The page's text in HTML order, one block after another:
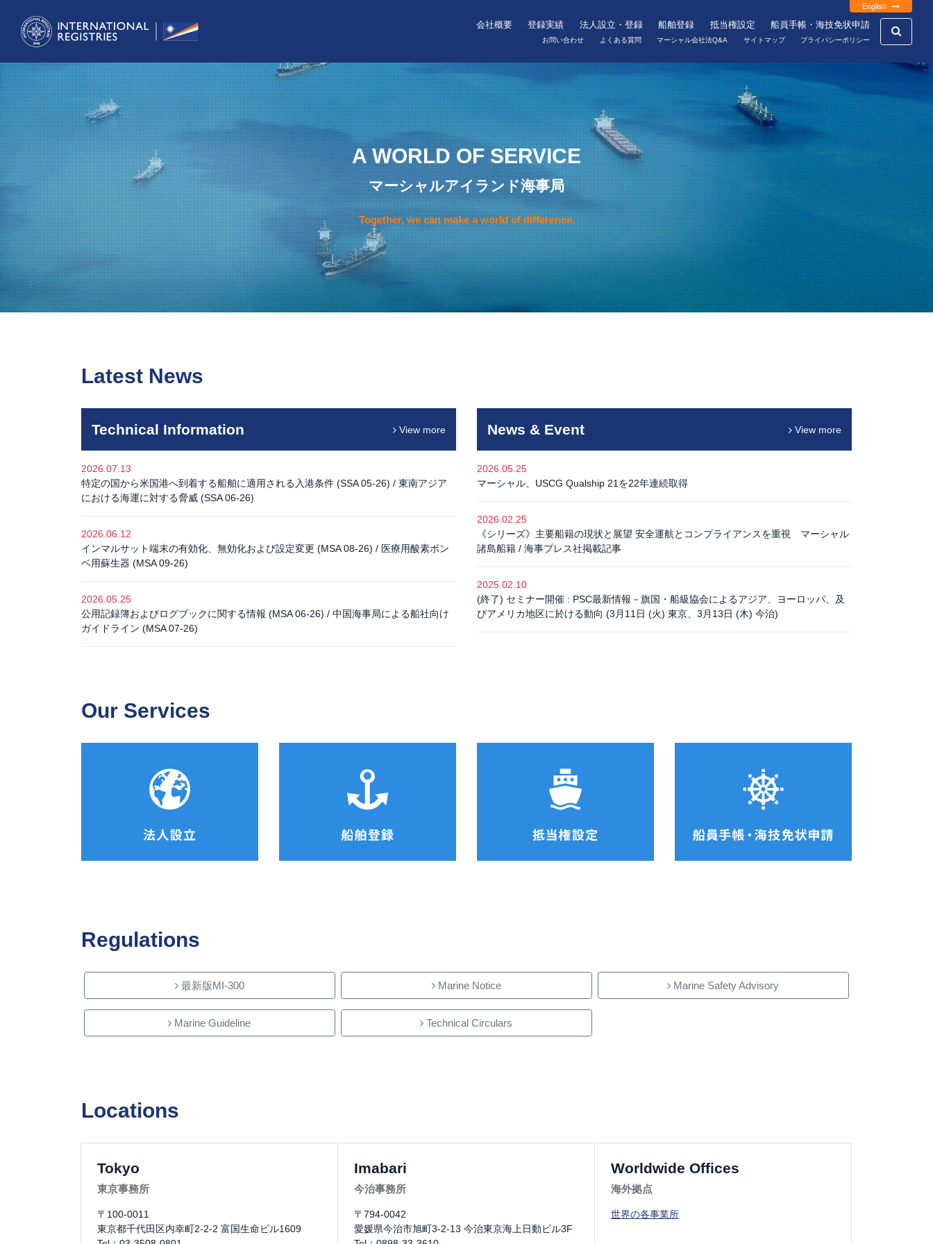
English
会社概要 登録実績 法人設立・登録 船舶登録 抵当権設定 船員手帳・海技免状申請
お問い合わせ よくある質問 マーシャル会社法Q&A サイトマップ プライバシーポリシー
A WORLD OF SERVICE
マーシャルアイランド海事局
Together, we can make a world of difference.
Latest News
Technical Information View more
2026.07.13
特定の国から米国港へ到着する船舶に適用される入港条件 (SSA 05-26) / 東南アジア
における海運に対する脅威 (SSA 06-26)
2026.06.12
インマルサット端末の有効化、無効化および設定変更 (MSA 08-26) / 医療用酸素ボン
ベ用蘇生器 (MSA 09-26)
2026.05.25
公用記録簿およびログブックに関する情報 (MSA 06-26) / 中国海事局による船社向け
ガイドライン (MSA 07-26)
News & Event View more
2026.05.25
マーシャル、USCG Qualship 21を22年連続取得
2026.02.25
《シリーズ》主要船籍の現状と展望 安全運航とコンプライアンスを重視 マーシャル
諸島船籍 / 海事プレス社掲載記事
2025.02.10
(終了) セミナー開催 : PSC最新情報－旗国・船級協会によるアジア、ヨーロッパ、及
びアメリカ地区に於ける動向 (3月11日 (火) 東京、3月13日 (木) 今治)
Our Services
Regulations
最新版MI-300 Marine Notice Marine Safety Advisory
Marine Guideline Technical Circulars
Locations
Tokyo
東京事務所
〒100-0011
東京都千代田区内幸町2-2-2 富国生命ビル1609
Imabari
今治事務所
〒794-0042
愛媛県今治市旭町3-2-13 今治東京海上日動ビル3F
Worldwide Offices
海外拠点
世界の各事業所